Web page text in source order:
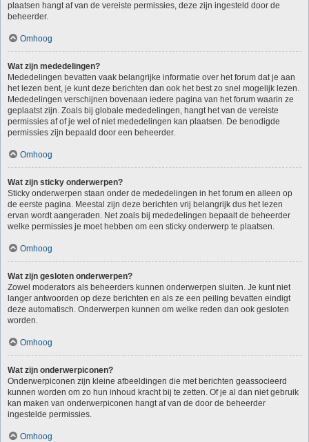
plaatsen hangt af van de vereiste permissies, deze zijn ingesteld door de
beheerder.
Omhoog
Wat zijn mededelingen?
Mededelingen bevatten vaak belangrijke informatie over het forum dat je aan
het lezen bent, je kunt deze berichten dan ook het best zo snel mogelijk lezen.
Mededelingen verschijnen bovenaan iedere pagina van het forum waarin ze
geplaatst zijn. Zoals bij globale mededelingen, hangt het van de vereiste
permissies af of je wel of niet mededelingen kan plaatsen. De benodigde
permissies zijn bepaald door een beheerder.
Omhoog
Wat zijn sticky onderwerpen?
Sticky onderwerpen staan onder de mededelingen in het forum en alleen op
de eerste pagina. Meestal zijn deze berichten vrij belangrijk dus het lezen
ervan wordt aangeraden. Net zoals bij mededelingen bepaalt de beheerder
welke permissies je moet hebben om een sticky onderwerp te plaatsen.
Omhoog
Wat zijn gesloten onderwerpen?
Zowel moderators als beheerders kunnen onderwerpen sluiten. Je kunt niet
langer antwoorden op deze berichten en als ze een peiling bevatten eindigt
deze automatisch. Onderwerpen kunnen om welke reden dan ook gesloten
worden.
Omhoog
Wat zijn onderwerpiconen?
Onderwerpiconen zijn kleine afbeeldingen die met berichten geassocieerd
kunnen worden om zo hun inhoud kracht bij te zetten. Of je al dan niet gebruik
kan maken van onderwerpiconen hangt af van de door de beheerder
ingestelde permissies.
Omhoog